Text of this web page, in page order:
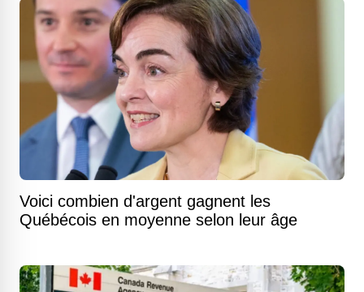
Voici combien d'argent gagnent les
Québécois en moyenne selon leur âge